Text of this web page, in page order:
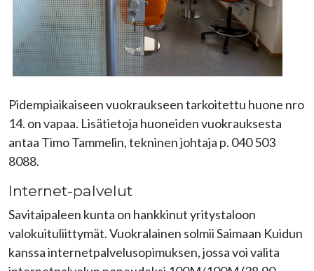
Pidempiaikaiseen vuokraukseen tarkoitettu huone nro
14. on vapaa. Lisätietoja huoneiden vuokrauksesta
antaa Timo Tammelin, tekninen johtaja p. 040 503
8088.
Internet-palvelut
Savitaipaleen kunta on hankkinut yritystaloon
valokuituliittymät. Vuokralainen solmii Saimaan Kuidun
kanssa internetpalvelusopimuksen, jossa voi valita